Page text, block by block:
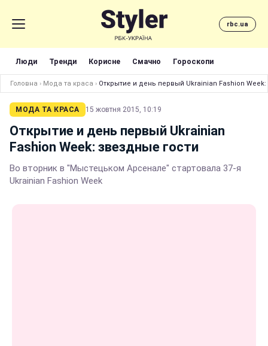
rbc.ua
Люди Тренди Корисне Смачно Гороскопи
Головна › Мода та краса › Открытие и день первый Ukrainian Fashion
МОДА ТА КРАСА 15 жовтня 2015, 10:19
Открытие и день первый Ukrainian
Fashion Week: звездные гости
Во вторник в "Мыстецьком Арсенале" стартовала 37-я
Ukrainian Fashion Week